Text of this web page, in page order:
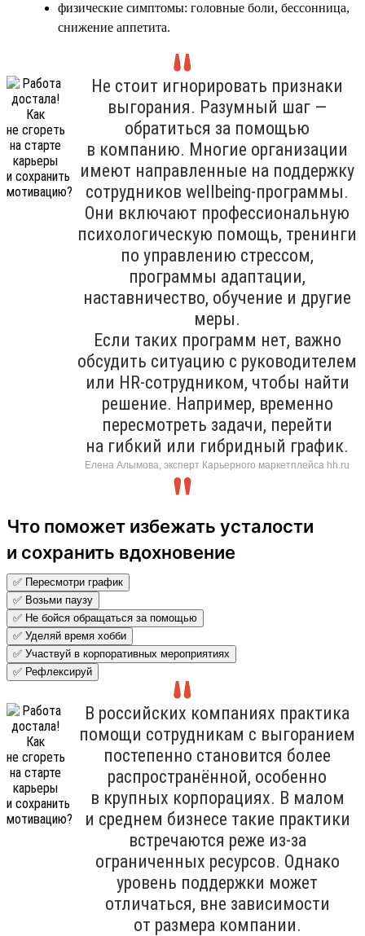
физические симптомы: головные боли, бессонница,
снижение аппетита.
Не стоит игнорировать признаки
выгорания. Разумный шаг —
обратиться за помощью
в компанию. Многие организации
имеют направленные на поддержку
сотрудников wellbeing-программы.
Они включают профессиональную
психологическую помощь, тренинги
по управлению стрессом,
программы адаптации,
наставничество, обучение и другие
меры.
Если таких программ нет, важно
обсудить ситуацию с руководителем
или HR-сотрудником, чтобы найти
решение. Например, временно
пересмотреть задачи, перейти
на гибкий или гибридный график.
Елена Алымова, эксперт Карьерного маркетплейса hh.ru
Что поможет избежать усталости
и сохранить вдохновение
✅ Пересмотри график
✅ Возьми паузу
✅ Не бойся обращаться за помощью
✅ Уделяй время хобби
✅ Участвуй в корпоративных мероприятиях
✅ Рефлексируй
В российских компаниях практика
помощи сотрудникам с выгоранием
постепенно становится более
распространённой, особенно
в крупных корпорациях. В малом
и среднем бизнесе такие практики
встречаются реже из-за
ограниченных ресурсов. Однако
уровень поддержки может
отличаться, вне зависимости
от размера компании.